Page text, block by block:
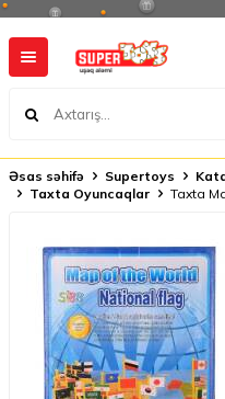
Əsas səhifə Supertoys
Taxta Oyuncaqlar
Taxta